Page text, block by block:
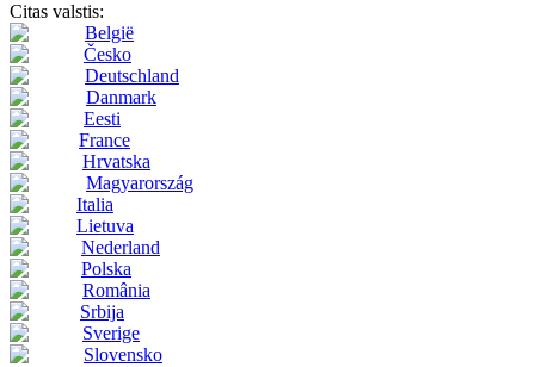
Citas valstis:
België
Česko
Deutschland
Danmark
Eesti
France
Hrvatska
Magyarország
Italia
Lietuva
Nederland
Polska
România
Srbija
Sverige
Slovensko